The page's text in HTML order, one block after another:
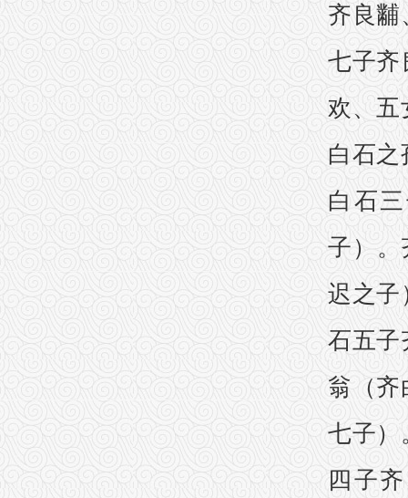
齐良黼
七子齐
欢、五
白石之
白石
子）。
迟之子
石五子
翁（齐
七子）
四子